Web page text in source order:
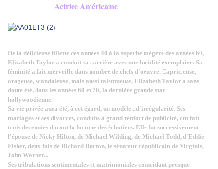
Actrice Américaine
De la délicieuse fillette des années 40 à la superbe mégère des années 60,
Elizabeth Taylor a conduit sa carrière avec une lucidité exemplaire. Sa
féminité a fait merveille dans nombre de chefs d'oeuvre. Capricieuse,
orageuse, scandaleuse, mais aussi talentueuse, Elizabeth Taylor a sans
doute été, dans les années 60 et 70, la dernière grande star
hollywoodienne.
Sa vie privée aura été, à cet égard, un modèle...d'irrégularité. Ses
mariages et ses divorces, conduits à grand renfort de publicité, ont fait
trois decennies durant la fortune des échotiers. Elle fut successivement
l'épouse de Nicky Hilton, de Michael Wilding, de Michael Todd, d'Eddie
Fisher, deux fois de Richard Burton, le sénateur républicain de Virginie,
John Warner...
Ses tribulations sentimentales et matrimoniales coïncidant presque